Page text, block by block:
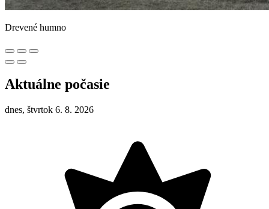
Drevené humno
Aktuálne počasie
dnes, štvrtok 6. 8. 2026